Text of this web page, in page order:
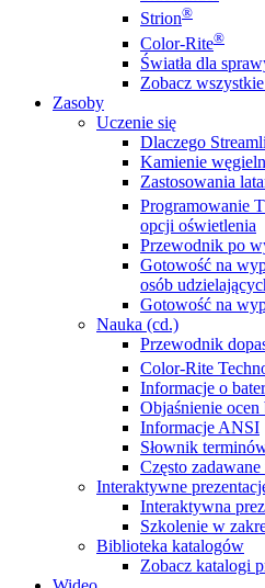
Strion®
Color-Rite®
Światła dla
Zobacz
Zasoby
Uczenie się
Dlaczego
Kamienie
Zastosowania
Programowanie
opcji oświetlenia
Przewodnik po
Gotowość na
osób
Gotowość na
Nauka (cd.)
Przewodnik
Color-Rite
Informacje o
Objaśnienie ocen
Informacje ANSI
Słownik
Często zadawane
Interaktywne
Interaktywna
Szkolenie w
Biblioteka katalogów
Zobacz katalogi